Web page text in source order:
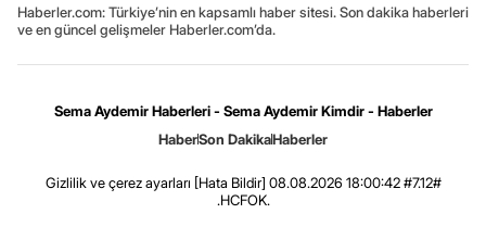
Haberler.com: Türkiye’nin en kapsamlı haber sitesi. Son dakika haberleri
ve en güncel gelişmeler Haberler.com’da.
Sema Aydemir Haberleri - Sema Aydemir Kimdir - Haberler
HaberSon DakikaHaberler
Gizlilik ve çerez ayarları [Hata Bildir] 08.08.2026 18:00:42 #7.12#
.HCFOK.